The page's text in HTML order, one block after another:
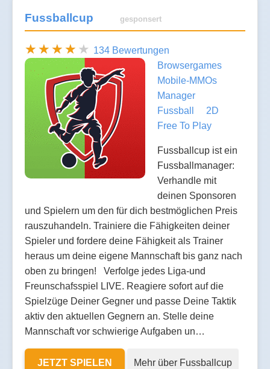
Fussballcup gesponsert
134 Bewertungen
Browsergames
Mobile-MMOs
Manager
Fussball
2D
Free To Play
Fussballcup ist ein
Fussballmanager:
Verhandle mit
deinen Sponsoren
und Spielern um den für dich bestmöglichen Preis
rauszuhandeln. Trainiere die Fähigkeiten deiner
Spieler und fordere deine Fähigkeit als Trainer
heraus um deine eigene Mannschaft bis ganz nach
oben zu bringen! Verfolge jedes Liga-und
Freunschafsspiel LIVE. Reagiere sofort auf die
Spielzüge Deiner Gegner und passe Deine Taktik
aktiv den aktuellen Gegnern an. Stelle deine
Mannschaft vor schwierige Aufgaben un…
JETZT SPIELEN Mehr über Fussballcup